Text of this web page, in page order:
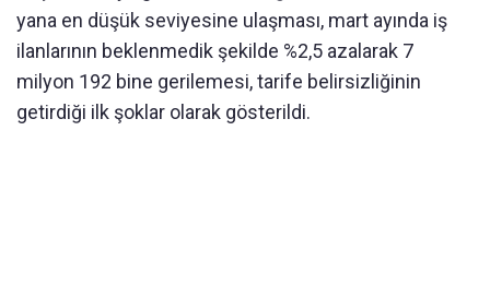
yana en düşük seviyesine ulaşması, mart ayında iş
ilanlarının beklenmedik şekilde %2,5 azalarak 7
milyon 192 bine gerilemesi, tarife belirsizliğinin
getirdiği ilk şoklar olarak gösterildi.